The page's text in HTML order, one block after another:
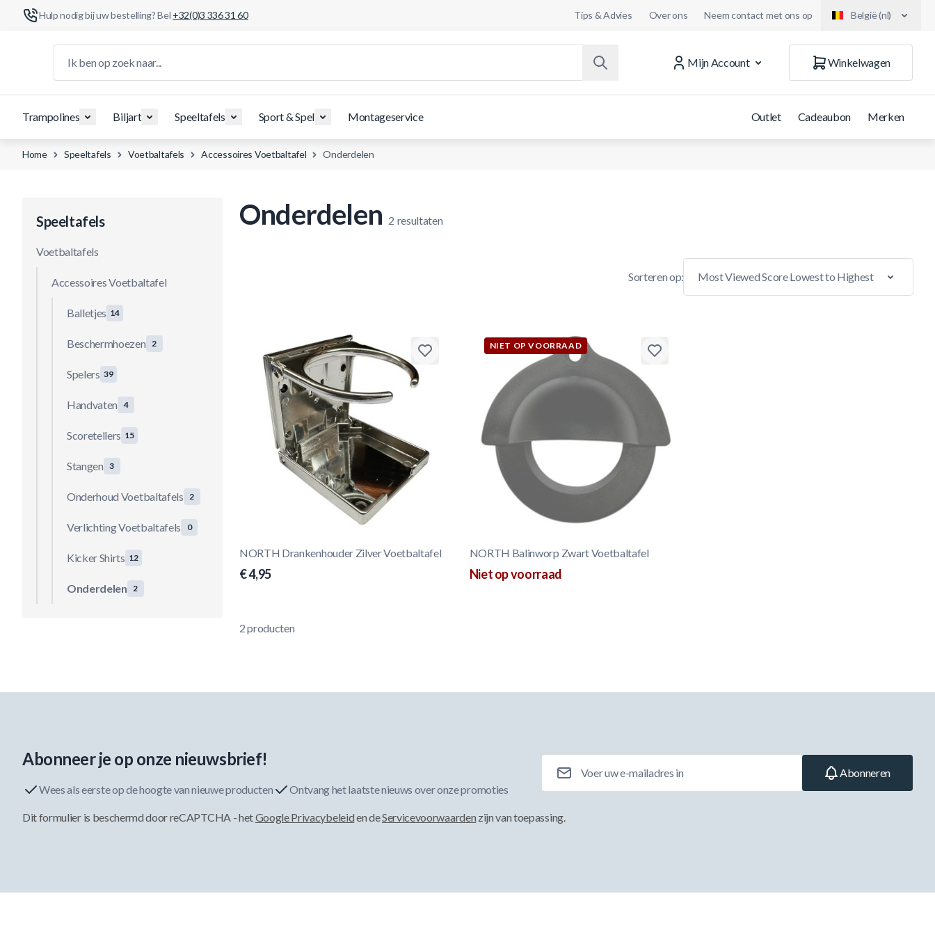
Hulp nodig bij uw bestelling? Bel +32(0)3 336 31 60 Tips & Advies Over ons Neem contact met ons op België (nl)
Mijn Account
Winkelwagen
Trampolines Biljart Speeltafels Sport & Spel Montageservice Outlet Cadeaubon Merken
Home Speeltafels Voetbaltafels Accessoires Voetbaltafel Onderdelen
Speeltafels
Voetbaltafels
Accessoires Voetbaltafel
Balletjes 14
Beschermhoezen 2
Spelers 39
Handvaten 4
Scoretellers 15
Stangen 3
Onderhoud Voetbaltafels 2
Verlichting Voetbaltafels 0
Kicker Shirts 12
Onderdelen 2
Onderdelen 2 resultaten
Sorteren op:
NORTH Drankenhouder Zilver Voetbaltafel
€ 4,95
NIET OP VOORRAAD
NORTH Balinworp Zwart Voetbaltafel
Niet op voorraad
2producten
Abonneer je op onze nieuwsbrief!
Wees als eerste op de hoogte van nieuwe producten Ontvang het laatste nieuws over onze promoties
Abonneren
Dit formulier is beschermd door reCAPTCHA - hetGoogle Privacybeleiden deServicevoorwaarden zijn van toepassing.